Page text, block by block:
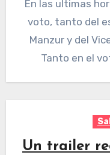
En las ultimas horas se conoció el formato del
voto, tanto del
Manzur y del
Tanto en el
Un trailer